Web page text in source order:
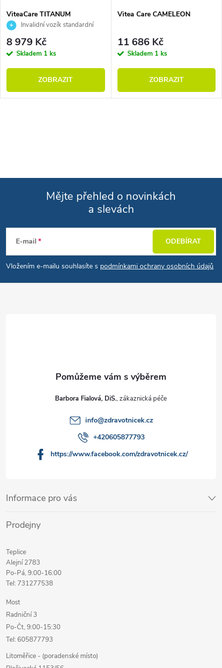
ViteaCare TITANUM
Invalidní vozík standardní
8 979 Kč
Skladem 1 ks
ZOBRAZIT
Vitea Care CAMELEON
11 686 Kč
Skladem 1 ks
ZOBRAZIT
Mějte přehled o novinkách
a slevách
E-mail
Vložením e-mailu souhlasíte s podmínkami ochrany osobních údajů
ODEBÍRAT
Informace pro vás
Prodejny
Teplice
Alejní 2783
Po-Pá, 9:00-16:00
Tel: 731277538
Most
Radniční 3
Po-Čt, 9:00-15:30
Tel: 605877793
Litoměřice - (poradenské místo)
Barbora Fialová, DiS.
info@zdravotnicek.cz
+420605877793
https://www.facebook.com/zdravotnicek.cz/